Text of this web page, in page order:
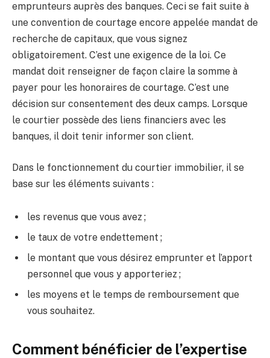
emprunteurs auprès des banques. Ceci se fait suite à
une convention de courtage encore appelée mandat de
recherche de capitaux, que vous signez
obligatoirement. C’est une exigence de la loi. Ce
mandat doit renseigner de façon claire la somme à
payer pour les honoraires de courtage. C’est une
décision sur consentement des deux camps. Lorsque
le courtier possède des liens financiers avec les
banques, il doit tenir informer son client.
Dans le fonctionnement du courtier immobilier, il se
base sur les éléments suivants :
les revenus que vous avez ;
le taux de votre endettement ;
le montant que vous désirez emprunter et l’apport
personnel que vous y apporteriez ;
les moyens et le temps de remboursement que
vous souhaitez.
Comment bénéficier de l’expertise